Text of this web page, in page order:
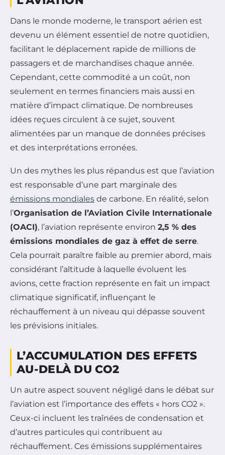
Dans le monde moderne, le transport aérien est
devenu un élément essentiel de notre quotidien,
facilitant le déplacement rapide de millions de
passagers et de marchandises chaque année.
Cependant, cette commodité a un coût, non
seulement en termes financiers mais aussi en
matière d’impact climatique. De nombreuses
idées reçues circulent à ce sujet, souvent
alimentées par un manque de données précises
et des interprétations erronées.
Un des mythes les plus répandus est que l’aviation
est responsable d’une part marginale des
émissions mondiales de carbone. En réalité, selon
l’Organisation de l’Aviation Civile Internationale
(OACI), l’aviation représente environ 2,5 % des
émissions mondiales de gaz à effet de serre.
Cela pourrait paraître faible au premier abord, mais
considérant l’altitude à laquelle évoluent les
avions, cette fraction représente en fait un impact
climatique significatif, influençant le
réchauffement à un niveau qui dépasse souvent
les prévisions initiales.
L’ACCUMULATION DES EFFETS
AU-DELÀ DU CO2
Un autre aspect souvent négligé dans le débat sur
l’aviation est l’importance des effets « hors CO2 ».
Ceux-ci incluent les traînées de condensation et
d’autres particules qui contribuent au
réchauffement. Ces émissions supplémentaires